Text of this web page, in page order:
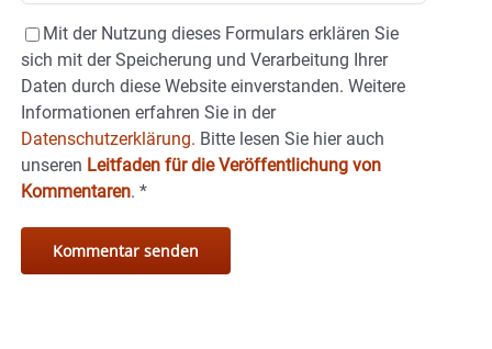
Mit der Nutzung dieses Formulars erklären Sie
sich mit der Speicherung und Verarbeitung Ihrer
Daten durch diese Website einverstanden. Weitere
Informationen erfahren Sie in der
Datenschutzerklärung. Bitte lesen Sie hier auch
unseren Leitfaden für die Veröffentlichung von
Kommentaren. *